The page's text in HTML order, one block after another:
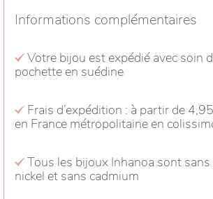
Informations complémentaires
Votre bijou est expédié avec soin
pochette en suédine
Frais d’expédition : à partir de
en France métropolitaine en
Tous les bijoux Inhanoa sont
nickel et sans cadmium